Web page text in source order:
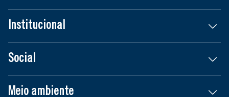
Institucional
Social
Meio ambiente